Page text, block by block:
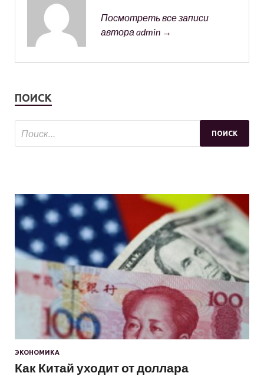
Посмотреть все записи
автора admin →
ПОИСК
ЭКОНОМИКА
Как Китай уходит от доллара